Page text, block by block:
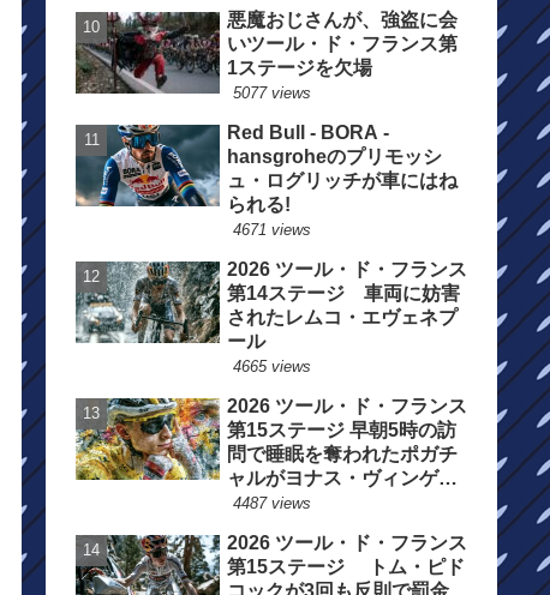
悪魔おじさんが、強盗に会
いツール・ド・フランス第
1ステージを欠場
5077 views
Red Bull - BORA -
hansgroheのプリモッシ
ュ・ログリッチが車にはね
られる!
4671 views
2026 ツール・ド・フランス
第14ステージ 車両に妨害
されたレムコ・エヴェネプ
ール
4665 views
2026 ツール・ド・フランス
第15ステージ 早朝5時の訪
問で睡眠を奪われたポガチ
ャルがヨナス・ヴィンゲゴ
ーの離脱を惜しむ
4487 views
2026 ツール・ド・フランス
第15ステージ トム・ピド